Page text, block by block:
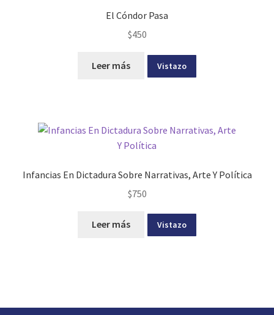
El Cóndor Pasa
$450
Leer más Vistazo
Infancias En Dictadura Sobre Narrativas, Arte Y Política
$750
Leer más Vistazo